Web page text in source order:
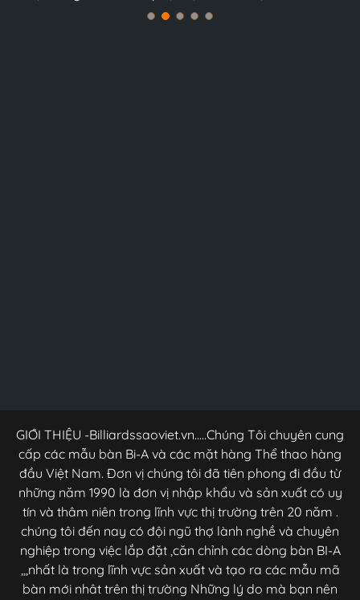
GIỚI THIỆU -Billiardssaoviet.vn.....Chúng Tôi chuyên cung
cấp các mẫu bàn Bi-A và các mặt hàng Thể thao hàng
đầu Việt Nam. Đơn vị chúng tôi đã tiên phong đi đầu từ
những năm 1990 là đơn vị nhập khẩu và sản xuất có uy
tín và thâm niên trong lĩnh vực thị trường trên 20 năm .
chúng tôi đến nay có đội ngũ thợ lành nghề và chuyên
nghiệp trong việc lắp đặt ,căn chỉnh các dòng bàn BI-A
,,,nhất là trong lĩnh vực sản xuất và tạo ra các mẫu mã
bàn mới nhât trên thị trường Những lý do mà bạn nên